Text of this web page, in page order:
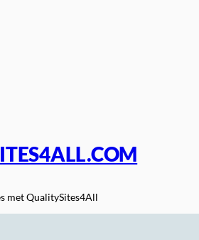
met QualitySites4All